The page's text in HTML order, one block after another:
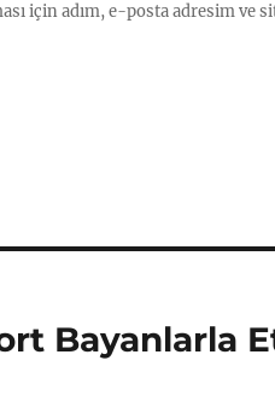
için adım, e-posta adresim ve
Bayanlarla